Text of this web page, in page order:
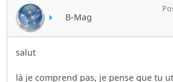
B-Mag
salut
là je comprend pas, je pense que tu